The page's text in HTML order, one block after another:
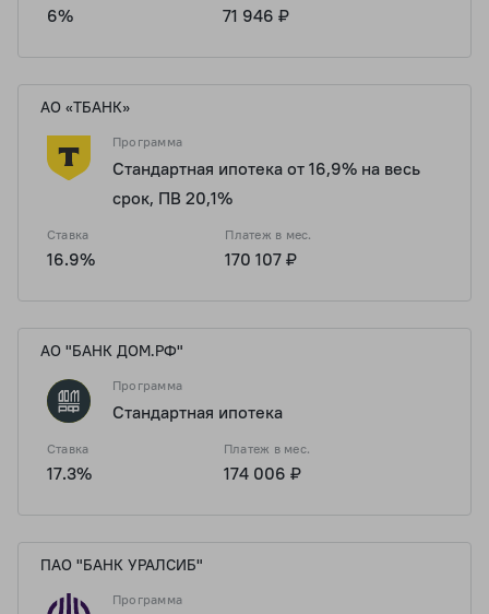
6% 71 946 ₽
АО «ТБАНК»
Программа
Стандартная ипотека от 16,9% на весь
срок, ПВ 20,1%
Ставка
16.9%
Платеж в мес.
170 107 ₽
АО "БАНК ДОМ.РФ"
Программа
Стандартная ипотека
Ставка
17.3%
Платеж в мес.
174 006 ₽
ПАО "БАНК УРАЛСИБ"
Программа